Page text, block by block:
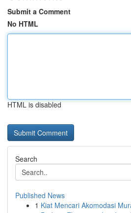
Submit a Comment
No HTML
HTML is disabled
Search
Published News
1 Kiat Mencari Akomodasi